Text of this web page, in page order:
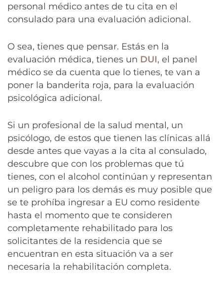
personal médico antes de tu cita en el
consulado para una evaluación adicional.
O sea, tienes que pensar. Estás en la
evaluación médica, tienes un DUI, el panel
médico se da cuenta que lo tienes, te van a
poner la banderita roja, para la evaluación
psicológica adicional.
Si un profesional de la salud mental, un
psicólogo, de estos que tienen las clínicas allá
desde antes que vayas a la cita al consulado,
descubre que con los problemas que tú
tienes, con el alcohol continúan y representan
un peligro para los demás es muy posible que
se te prohíba ingresar a EU como residente
hasta el momento que te consideren
completamente rehabilitado para los
solicitantes de la residencia que se
encuentran en esta situación va a ser
necesaria la rehabilitación completa.